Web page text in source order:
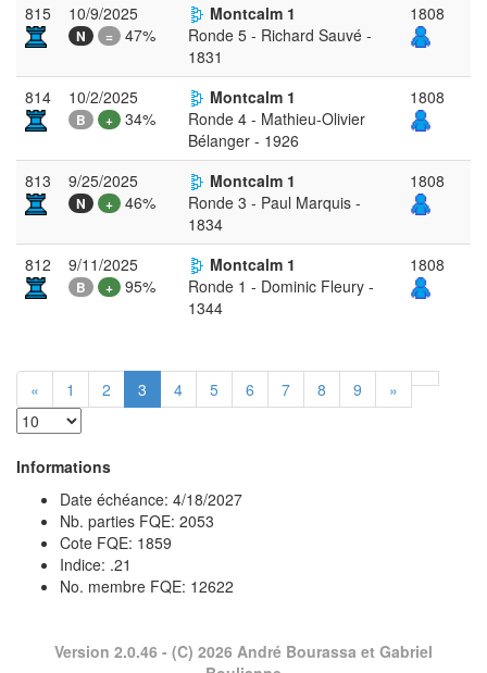
815 10/9/2025
N = 47%
Montcalm 1
Ronde 5 - Richard Sauvé -
1831
1808
814 10/2/2025
B + 34%
Montcalm 1
Ronde 4 - Mathieu-Olivier
Bélanger - 1926
1808
813 9/25/2025
N + 46%
Montcalm 1
Ronde 3 - Paul Marquis -
1834
1808
812 9/11/2025
B + 95%
Montcalm 1
Ronde 1 - Dominic Fleury -
1344
1808
« 1 2 3 4 5 6 7 8 9 »
Informations
Date échéance: 4/18/2027
Nb. parties FQE: 2053
Cote FQE: 1859
Indice: .21
No. membre FQE: 12622
Version 2.0.46 - (C) 2026 André Bourassa et Gabriel